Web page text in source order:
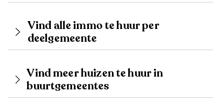
Vind alle immo te huur per
deelgemeente
Vind meer huizen te huur in
buurtgemeentes